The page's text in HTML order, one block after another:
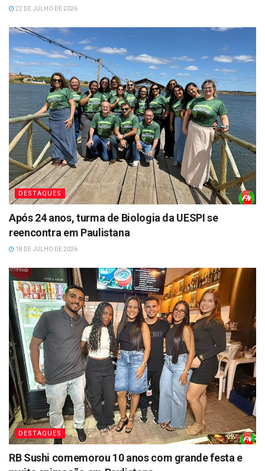
22 DE JULHO DE 2026
DESTAQUES
Após 24 anos, turma de Biologia da UESPI se
reencontra em Paulistana
18 DE JULHO DE 2026
DESTAQUES
RB Sushi comemorou 10 anos com grande festa e